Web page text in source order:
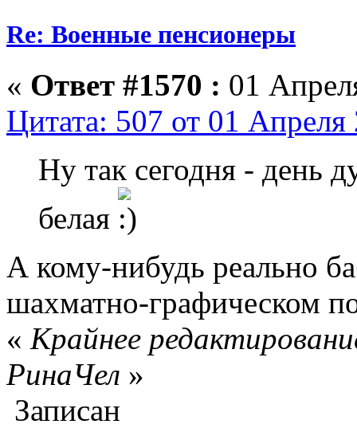
Re: Военные пенсионеры
« Ответ #1570 : 01
Цитата: 507 от 01
Ну так сегодня - день
белая
А кому-нибудь реально
шахматно-графическом
« Крайнее
РинаЧел »
Записан